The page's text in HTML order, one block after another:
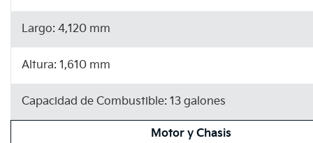
Largo: 4,120 mm
Altura: 1,610 mm
Capacidad de Combustible: 13 galones
Motor y Chasis